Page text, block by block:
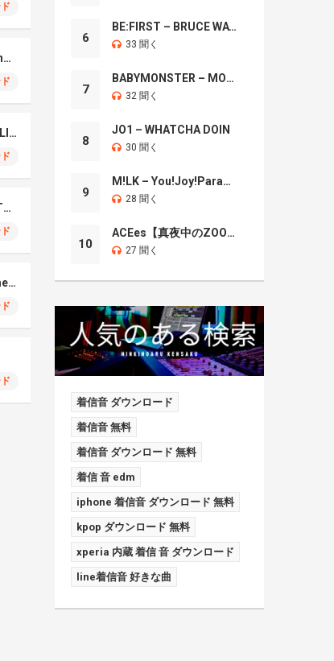
Mrs. GREEN APPLE – Brand New
Mrs. Green Apple – NO.7 (LIVE)
Naniwa Danshi – GIMME THE DAY
Elmiene, Fujii Kaze – Comets Gold
6
BE:FIRST – BRUCE WAYNE
33 聞く
7
BABYMONSTER – MOON
32 聞く
8
JO1 – WHATCHA DOIN
30 聞く
9
M!LK – You!Joy!Parade!
28 聞く
10
ACEes【真夜中のZOO】
27 聞く
着信音 ダウンロード
着信音 無料
着信音 ダウンロード 無料
着信 音 edm
iphone 着信音 ダウンロード 無料
kpop ダウンロード 無料
xperia 内蔵 着信 音 ダウンロード
line着信音 好きな曲